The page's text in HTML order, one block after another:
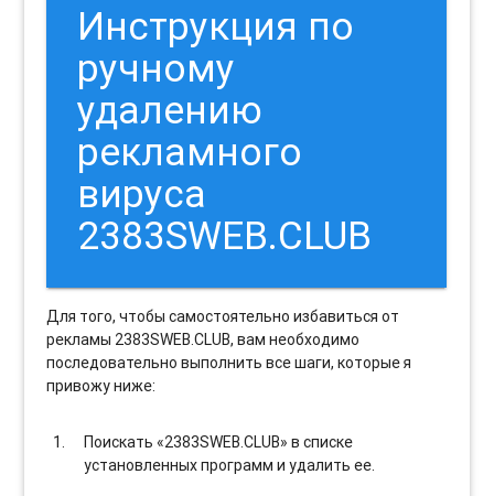
Инструкция по
ручному
удалению
рекламного
вируса
2383SWEB.CLUB
Для того, чтобы самостоятельно избавиться от
рекламы 2383SWEB.CLUB, вам необходимо
последовательно выполнить все шаги, которые я
привожу ниже:
Поискать «2383SWEB.CLUB» в списке
установленных программ и удалить ее.